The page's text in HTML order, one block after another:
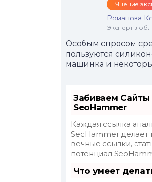
Мнение
Романова
Эксперт в
Особым спросом
пользуются
машинка и
Забиваем
SeoHammer
Каждая ссылка
SeoHammer
вечные ссылки,
потенциал
Что умеет